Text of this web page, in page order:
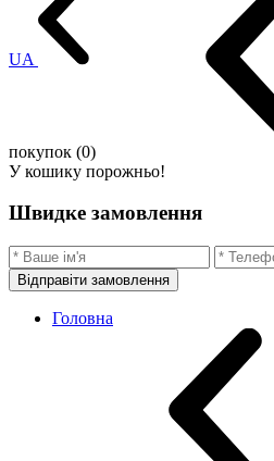
UA
покупок (0)
У кошику порожньо!
Швидке замовлення
Відправіти замовлення
Головна